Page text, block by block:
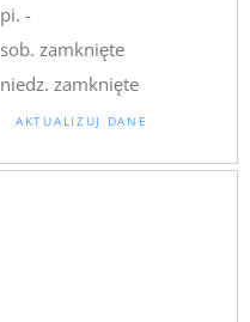
pi. -
sob. zamknięte
niedz. zamknięte
AKTUALIZUJ DANE